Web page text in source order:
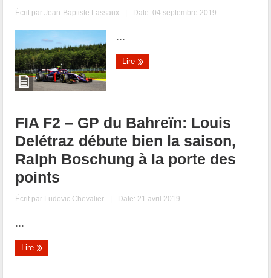
Écrit parJean-Baptiste Lassaux | Date: 04 septembre 2019
...
Lire
FIA F2 – GP du Bahreïn: Louis
Delétraz débute bien la saison,
Ralph Boschung à la porte des
points
Écrit par Ludovic Chevalier | Date: 21 avril 2019
...
Lire